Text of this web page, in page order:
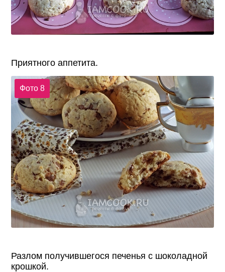
Приятного аппетита.
Фото 8
Разлом получившегося печенья с шоколадной
крошкой.